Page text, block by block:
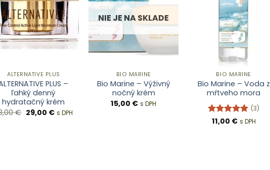
ALTERNATIVE PLUS
PLUS –
ľahký denný
hydratačný krém
€ Pôvodná
cena
29,00 €Aktuálna
s DPH
NIE JE NA SKLADE
BIO MARINE
Bio Marine – Výživný
nočný krém
15,00 € s DPH
BIO MARINE
Bio Marine – Voda z
mŕtveho mora
Hodnotenie
(3)
11,00 € s DPH